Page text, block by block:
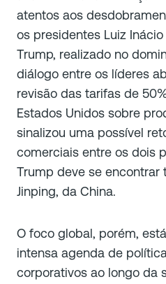
atentos aos
os presidentes Luiz
Trump, realizado no
diálogo entre os líderes
revisão das tarifas de
Estados Unidos sobre
sinalizou uma possível
comerciais entre os dois
Trump deve se encontrar
Jinping, da China.
O foco global, porém,
intensa agenda de
corporativos ao longo da